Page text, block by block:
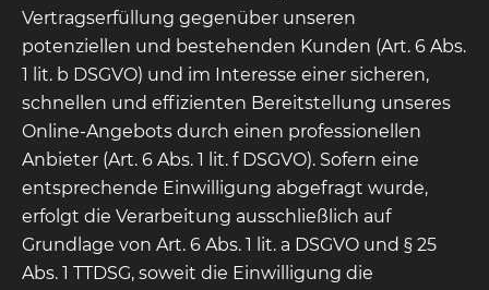
Vertragserfüllung gegenüber unseren
potenziellen und bestehenden Kunden (Art. 6 Abs.
1 lit. b DSGVO) und im Interesse einer sicheren,
schnellen und effizienten Bereitstellung unseres
Online-Angebots durch einen professionellen
Anbieter (Art. 6 Abs. 1 lit. f DSGVO). Sofern eine
entsprechende Einwilligung abgefragt wurde,
erfolgt die Verarbeitung ausschließlich auf
Grundlage von Art. 6 Abs. 1 lit. a DSGVO und § 25
Abs. 1 TTDSG, soweit die Einwilligung die